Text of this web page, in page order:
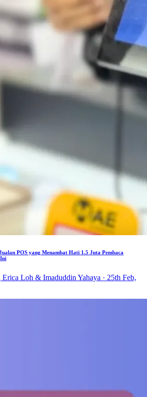
POS yang Menambat Hati 1.5 Juta Pembaca
Loh & Imaduddin Yahaya · 25th Feb,